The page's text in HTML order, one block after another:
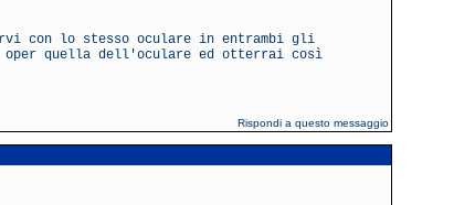
con lo stesso oculare in entrambi gli
oper quella dell'oculare ed otterrai così
Rispondi a questo messaggio